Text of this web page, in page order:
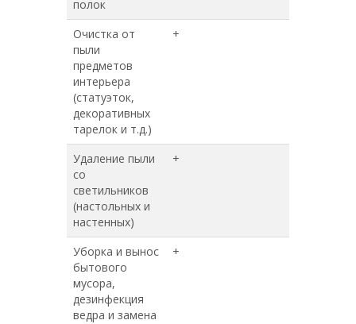
полок
Очистка от
пыли
предметов
интерьера
(статуэток,
декоративных
тарелок и т.д.)
+
Удаление пыли
со
светильников
(настольных и
настенных)
+
Уборка и вынос
бытового
мусора,
дезинфекция
ведра и замена
+